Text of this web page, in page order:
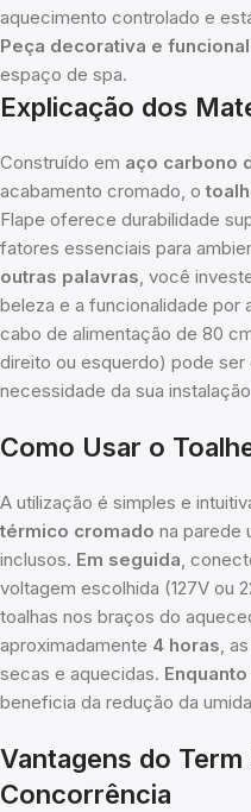
aquecimento controlado e
Peça decorativa e funcional
espaço de spa.
Explicação dos
Construído em aço carbono
acabamento cromado, o
Flape oferece durabilidade
fatores essenciais para
outras palavras, você
beleza e a funcionalidade por
cabo de alimentação de 80
direito ou esquerdo) pode
necessidade da sua
Como Usar o
A utilização é simples e
térmico cromado na parede
inclusos. Em seguida,
voltagem escolhida (127V ou
toalhas nos braços do
aproximadamente 4 horas,
secas e aquecidas.
beneficia da redução da
Vantagens do
Concorrência